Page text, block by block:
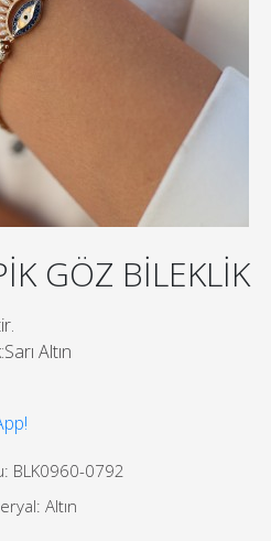
GÖZ BİLEKLİK
Altın
BLK0960-0792
Altın